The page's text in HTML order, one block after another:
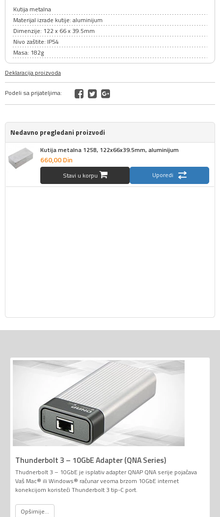
Kutija metalna
Materijal izrade kutije: aluminijum
Dimenzije: 122 x 66 x 39.5mm
Nivo zaštite: IP54
Masa: 182g
Deklaracija proizvoda
Podeli sa prijateljima:
Nedavno pregledani proizvodi
Kutija metalna 125B, 122x66x39.5mm, aluminijum
660,00Din
Stavi u korpu Uporedi
Thunderbolt 3 – 10GbE Adapter (QNA Series)
Thudnerbolt 3 – 10GbE je isplativ adapter QNAP QNA serije pojačava
Vaš Mac® ili Windows® računar veoma brzom 10GbE internet
konekcijom koristeći Thunderbolt 3 tip-C port.
Opširnije...